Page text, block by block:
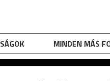
MINDEN MÁS